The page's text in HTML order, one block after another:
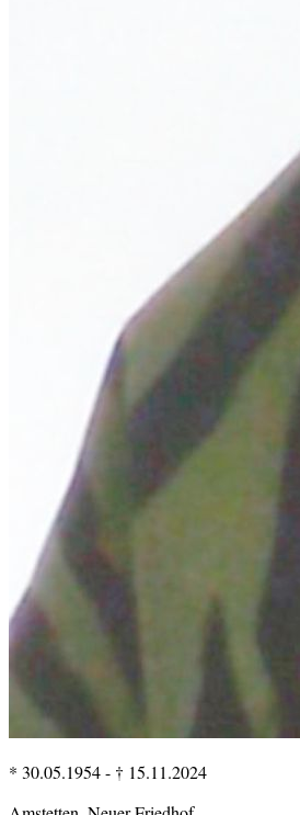
* 30.05.1954- † 15.11.2024